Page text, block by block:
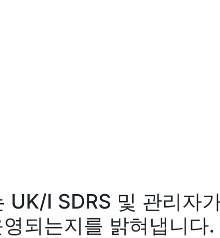
UK/I SDRS 및 관리자
되는지를 밝혀냅니다.